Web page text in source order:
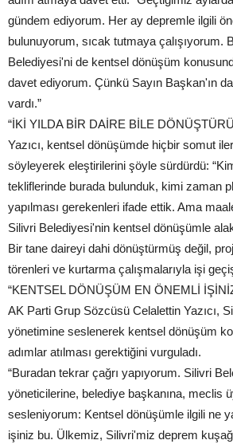
gündem ediyorum. Her ay depremle ilgili
bulunuyorum, sıcak tutmaya çalışıyorum.
Belediyesi'ni de kentsel dönüşüm
davet ediyorum. Çünkü Sayın Başkan'ın
vardı.”
“İKİ YILDA BİR DAİRE BİLE
Yazıcı, kentsel dönüşümde hiçbir somut
söyleyerek eleştirilerini şöyle sürdürdü:
tekliflerinde burada bulunduk, kimi zaman
yapılması gerekenleri ifade ettik. Ama
Silivri Belediyesi'nin kentsel dönüşümle
Bir tane daireyi dahi dönüştürmüş değil,
törenleri ve kurtarma çalışmalarıyla işi
“KENTSEL DÖNÜŞÜM EN ÖNEMLİ
AK Parti Grup Sözcüsü Celalettin Yazıcı,
yönetimine seslenerek kentsel dönüşüm
adımlar atılması gerektiğini vurguladı.
“Buradan tekrar çağrı yapıyorum. Silivri
yöneticilerine, belediye başkanına, meclis
sesleniyorum: Kentsel dönüşümle ilgili ne
işiniz bu. Ülkemiz, Silivri'miz deprem